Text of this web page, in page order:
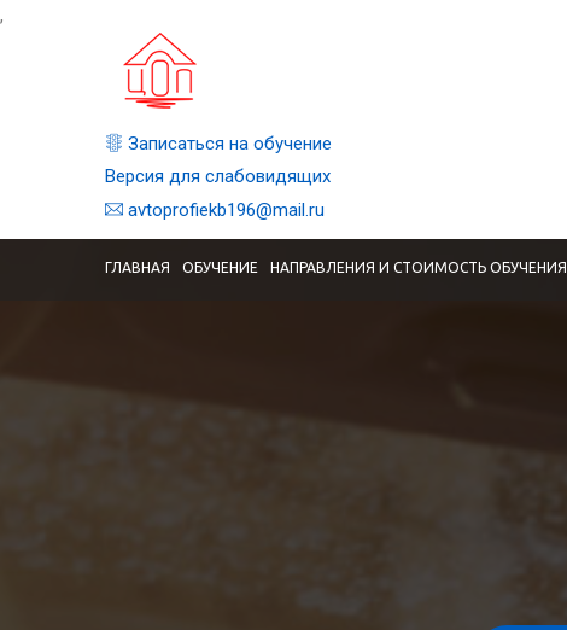
,
Записаться на обучение
Версия для слабовидящих
avtoprofiekb196@mail.ru
ГЛАВНАЯ ОБУЧЕНИЕ НАПРАВЛЕНИЯ И СТОИМОСТЬ ОБУЧЕНИЯ